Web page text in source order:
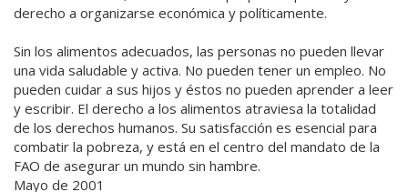
derecho a organizarse económica y políticamente.
Sin los alimentos adecuados, las personas no pueden llevar
una vida saludable y activa. No pueden tener un empleo. No
pueden cuidar a sus hijos y éstos no pueden aprender a leer
y escribir. El derecho a los alimentos atraviesa la totalidad
de los derechos humanos. Su satisfacción es esencial para
combatir la pobreza, y está en el centro del mandato de la
FAO de asegurar un mundo sin hambre.
Mayo de 2001